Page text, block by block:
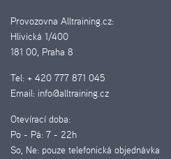
Provozovna Alltraining.cz:
Hlivická 1/400
181 00, Praha 8
Tel: + 420 777 871 045
Email: info@alltraining.cz
Otevírací doba:
Po - Pá: 7 - 22h
So, Ne: pouze telefonická objednávka